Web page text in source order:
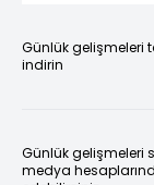
Günlük gelişmeleri
indirin
Günlük gelişmeleri
medya